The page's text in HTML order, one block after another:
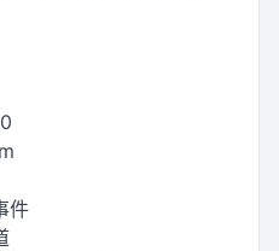
件